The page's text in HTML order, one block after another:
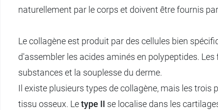
naturellement par le corps et doivent être fournis
Le collagène est produit par des cellules bien
d'assembler les acides aminés en polypeptides.
substances et la souplesse du derme.
Il existe plusieurs types de collagène, mais les trois
tissu osseux. Letype II se localise dans les